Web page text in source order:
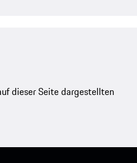
dieser Seite dargestellten